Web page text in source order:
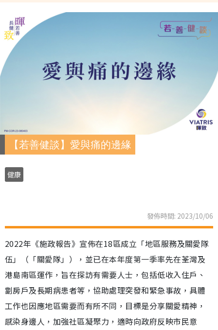
【若善健談】愛與痛的邊緣
健康
發佈時間: 2023/10/06
2022年《施政報告》宣佈在18區成立「地區服務及關愛隊
伍」（「關愛隊」），並已在本年度第一季率先在荃灣及
港島南區運作，旨在探訪有需要人士，包括低收入住戶、
劏房戶及長期病患者等，協助處理突發和緊急事故，具體
工作也因應地區需要而有所不同，目標是分享關愛精神，
感染身邊人，加強社區凝聚力，適時向政府反映市民意